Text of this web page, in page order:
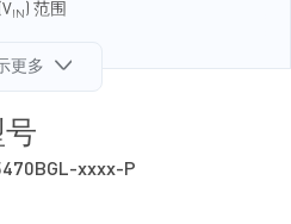
IN ) 范围
率更多
xxxx-P